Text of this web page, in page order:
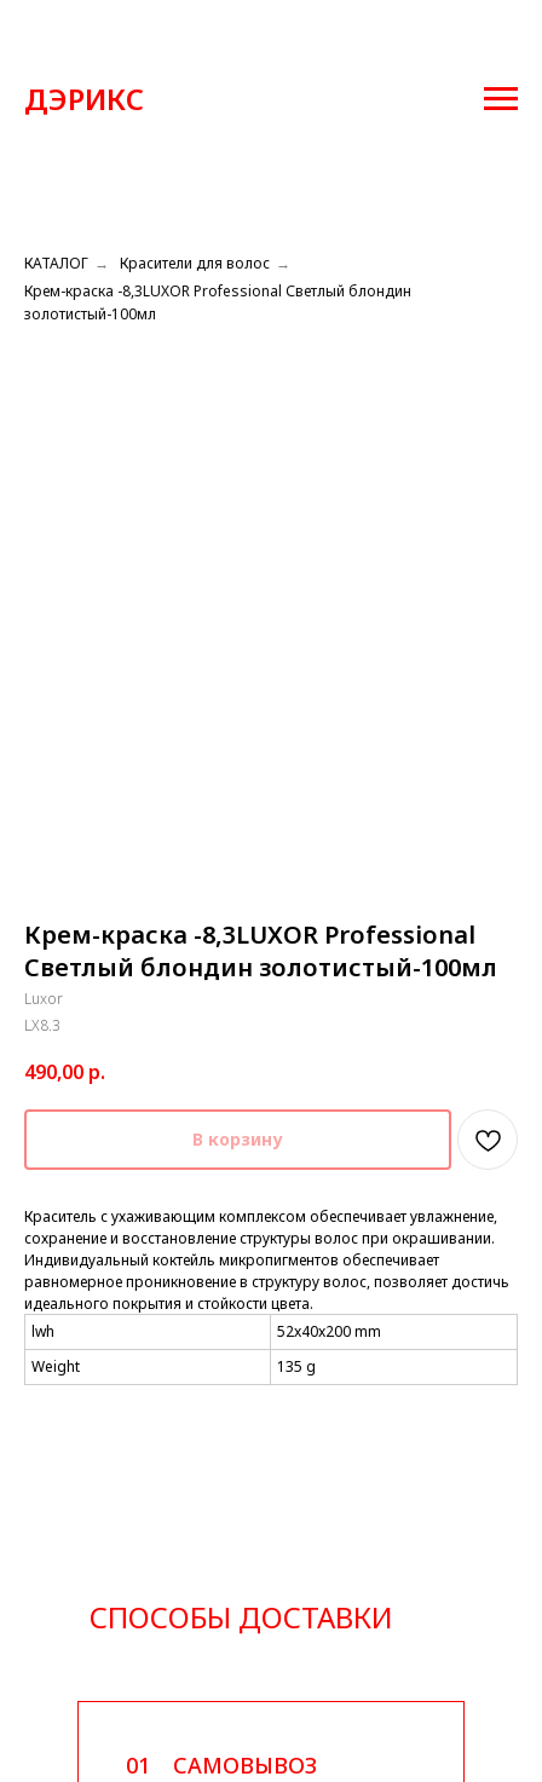
ДЭРИКС
КАТАЛОГ → Красители для волос →
Крем-краска -8,3LUXOR Professional Светлый блондин
золотистый-100мл
Крем-краска -8,3LUXOR Professional
Светлый блондин золотистый-100мл
Luxor
LX8.3
490,00 р.
В корзину
Краситель с ухаживающим комплексом обеспечивает увлажнение,
сохранение и восстановление структуры волос при окрашивании.
Индивидуальный коктейль микропигментов обеспечивает
равномерное проникновение в структуру волос, позволяет достичь
идеального покрытия и стойкости цвета.
lwh
52x40x200 mm
Weight
135 g
СПОСОБЫ ДОСТАВКИ
САМОВЫВОЗ
01